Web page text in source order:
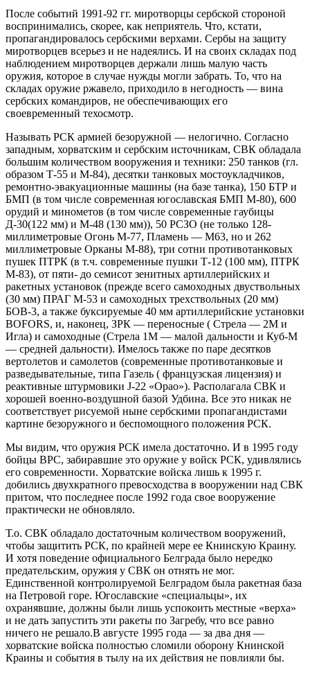
После событий 1991-92 гг. миротворцы сербской стороной
воспринимались, скорее, как неприятель. Что, кстати,
пропагандировалось сербскими верхами. Сербы на защиту
миротворцев всерьез и не надеялись. И на своих складах под
наблюдением миротворцев держали лишь малую часть
оружия, которое в случае нужды могли забрать. То, что на
складах оружие ржавело, приходило в негодность — вина
сербских командиров, не обеспечивающих его
своевременный техосмотр.
Называть РСК армией безоружной — нелогично. Согласно
западным, хорватским и сербским источникам, СВК обладала
большим количеством вооружения и техники: 250 танков (гл.
образом Т-55 и М-84), десятки танковых мостоукладчиков,
ремонтно-эвакуационные машины (на базе танка), 150 БТР и
БМП (в том числе современная югославская БМП М-80), 600
орудий и минометов (в том числе современные гаубицы
Д-30(122 мм) и М-48 (130 мм)), 50 РСЗО (не только 128-
миллиметровые Огонь М-77, Пламень — М63, но и 262
миллиметровые Орканы М-88), три сотни противотанковых
пушек ПТРК (в т.ч. современные пушки Т-12 (100 мм), ПТРК
М-83), от пяти- до семисот зенитных артиллерийских и
ракетных установок (прежде всего самоходных двуствольных
(30 мм) ПРАГ М-53 и самоходных трехствольных (20 мм)
БОВ-3, а также буксируемые 40 мм артиллерийские установки
BOFORS, и, наконец, ЗРК — переносные ( Стрела — 2М и
Игла) и самоходные (Стрела 1М — малой дальности и Куб-М
— средней дальности). Имелось также по паре десятков
вертолетов и самолетов (современные противотанковые и
разведывательные, типа Газель ( французская лицензия) и
реактивные штурмовики J-22 «Орао»). Располагала СВК и
хорошей военно-воздушной базой Удбина. Все это никак не
соответствует рисуемой ныне сербскими пропагандистами
картине безоружного и беспомощного положения РСК.
Мы видим, что оружия РСК имела достаточно. И в 1995 году
бойцы ВРС, забиравшие это оружие у войск РСК, удивлялись
его современности. Хорватские войска лишь к 1995 г.
добились двухкратного превосходства в вооружении над СВК
притом, что последнее после 1992 года свое вооружение
практически не обновляло.
Т.о. СВК обладало достаточным количеством вооружений,
чтобы защитить РСК, по крайней мере ее Книнскую Краину.
И хотя поведение официального Белграда было нередко
предательским, оружия у СВК он отнять не мог.
Единственной контролируемой Белградом была ракетная база
на Петровой горе. Югославские «специальцы», их
охранявшие, должны были лишь успокоить местные «верха»
и не дать запустить эти ракеты по Загребу, что все равно
ничего не решало.В августе 1995 года — за два дня —
хорватские войска полностью сломили оборону Книнской
Краины и события в тылу на их действия не повлияли бы.